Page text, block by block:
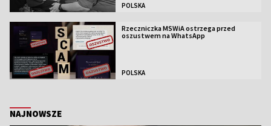
POLSKA
Rzeczniczka MSWiA ostrzega przed
oszustwem na WhatsApp
POLSKA
NAJNOWSZE